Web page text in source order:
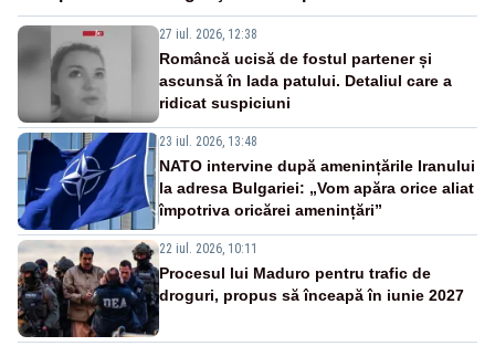
27 iul. 2026, 12:38
Româncă ucisă de fostul partener și
ascunsă în lada patului. Detaliul care a
ridicat suspiciuni
23 iul. 2026, 13:48
NATO intervine după amenințările Iranului
la adresa Bulgariei: „Vom apăra orice aliat
împotriva oricărei amenințări”
22 iul. 2026, 10:11
Procesul lui Maduro pentru trafic de
droguri, propus să înceapă în iunie 2027